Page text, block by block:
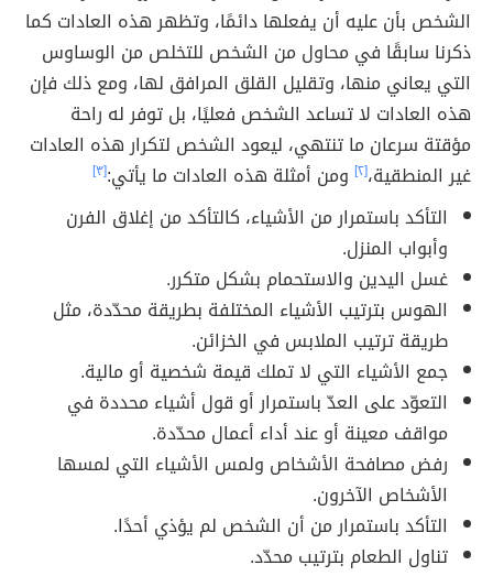
الشخص بأن عليه أن يفعلها دائمًا، وتظهر هذه العادات كما
ذكرنا سابقًا في محاول من الشخص للتخلص من الوساوس
التي يعاني منها، وتقليل القلق المرافق لها، ومع ذلك فإن
هذه العادات لا تساعد الشخص فعليًا، بل توفر له راحة
مؤقتة سرعان ما تنتهي، ليعود الشخص لتكرار هذه العادات
غير المنطقية،[٢] ومن أمثلة هذه العادات ما يأتي:[٣]
التأكد باستمرار من الأشياء، كالتأكد من إغلاق الفرن
وأبواب المنزل.
غسل اليدين والاستحمام بشكل متكرر.
الهوس بترتيب الأشياء المختلفة بطريقة محدّدة، مثل
طريقة ترتيب الملابس في الخزائن.
جمع الأشياء التي لا تملك قيمة شخصية أو مالية.
التعوّد على العدّ باستمرار أو قول أشياء محددة في
مواقف معينة أو عند أداء أعمال محدّدة.
رفض مصافحة الأشخاص ولمس الأشياء التي لمسها
الأشخاص الآخرون.
التأكد باستمرار من أن الشخص لم يؤذي أحدًا.
تناول الطعام بترتيب محدّد.